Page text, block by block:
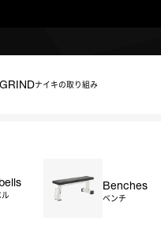
ナイキの取り組み
ル
Benches
ベンチ
2個セット